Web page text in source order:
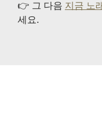
👉 그 다음 지금 노
세요.